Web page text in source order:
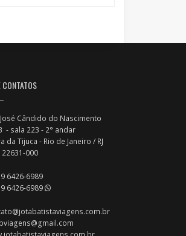
CONTATOS
José Cândido do Nascimento
- sala 223 - 2° andar
da Tijuca - Rio de Janeiro / RJ
22631-000
6426-6989
6426-6989